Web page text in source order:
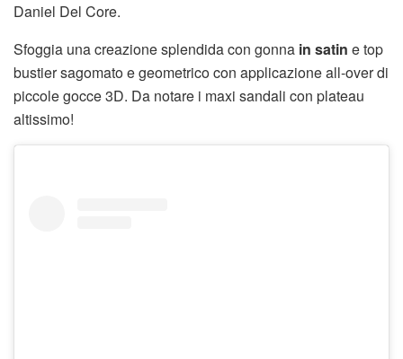
Daniel Del Core.
Sfoggia una creazione splendida con gonna in satin e top
bustier sagomato e geometrico con applicazione all-over di
piccole gocce 3D. Da notare i maxi sandali con plateau
altissimo!